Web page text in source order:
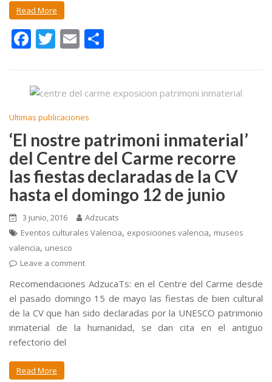
Read More
F
b
o
o
k
T
er
E
l p
ti
r
Ultimas publicaciones
‘El nostre patrimoni inmaterial’
del Centre del Carme recorre
las fiestas declaradas de la CV
hasta el domingo 12 de junio
3 junio, 2016
Adzucats
Eventos culturales Valencia, exposiciones valencia, museos
valencia, unesco
Leave a comment
Recomendaciones AdzucaTs: en el Centre del Carme desde
el pasado domingo 15 de mayo las fiestas de bien cultural
de la CV que han sido declaradas por la UNESCO patrimonio
inmaterial de la humanidad, se dan cita en el antiguo
refectorio del
Read More